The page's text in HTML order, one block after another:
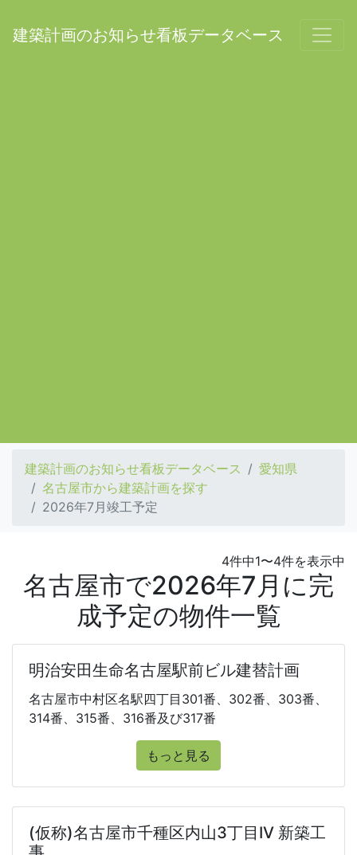
建築計画のお知らせ看板データベース
建築計画のお知らせ看板データベース
愛知県
名古屋市から建築計画を探す
2026年7月竣工予定
4件中1〜4件を表示中
名古屋市で2026年7月に完
成予定の物件一覧
明治安田生命名古屋駅前ビル建替計画
名古屋市中村区名駅四丁目301番、302番、303番、
314番、315番、316番及び317番
もっと見る
(仮称)名古屋市千種区内山3丁目IV 新築工